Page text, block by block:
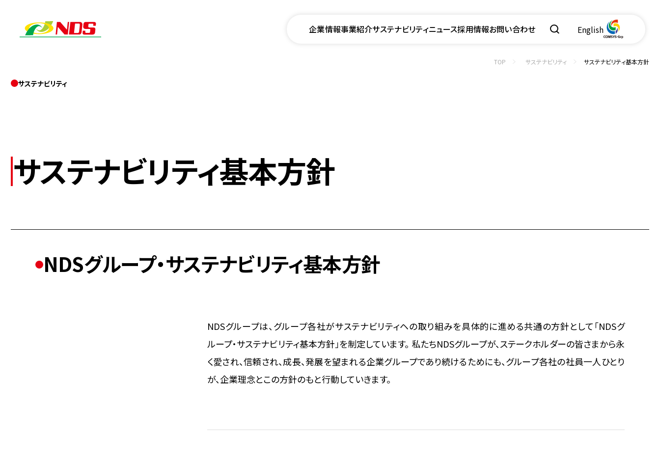
企業情報事業紹介サステナビリティニュース採用情報お問い合わせ English
TOP サステナビリティ サステナビリティ基本方針
サステナビリティ
サステナビリティ基本方針
NDSグループ・サステナビリティ基本方針
NDSグループは、グループ各社がサステナビリティヘの取り組みを具体的に進める共通の方針として「NDSグ
ループ・サステナビリティ基本方針」を制定しています。 私たちNDSグループが、ステークホルダーの皆さまから永
く愛され、信頼され、成長、発展を望まれる企業グループであり続けるためにも、グループ各社の社員一人ひとり
が、企業理念とこの方針のもと行動していきます。